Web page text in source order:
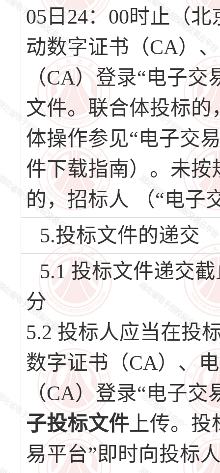
05日24：00时止（
动数字证书（CA）
（CA）登录“电子
文件。联合体投标
体操作参见“电子交
件下载指南）。未按
的，招标人 （“电子
5.投标文件的递交
5.1 投标文件递交
分
5.2 投标人应当在投
数字证书（CA）、
（CA）登录“电子
子投标文件 上传。
易平台”即时向投标